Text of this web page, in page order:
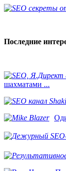
Последние
шахматами ...